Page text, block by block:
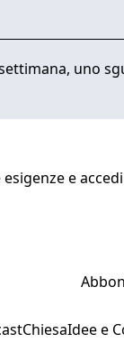
uno
e
ChiesaIdee e